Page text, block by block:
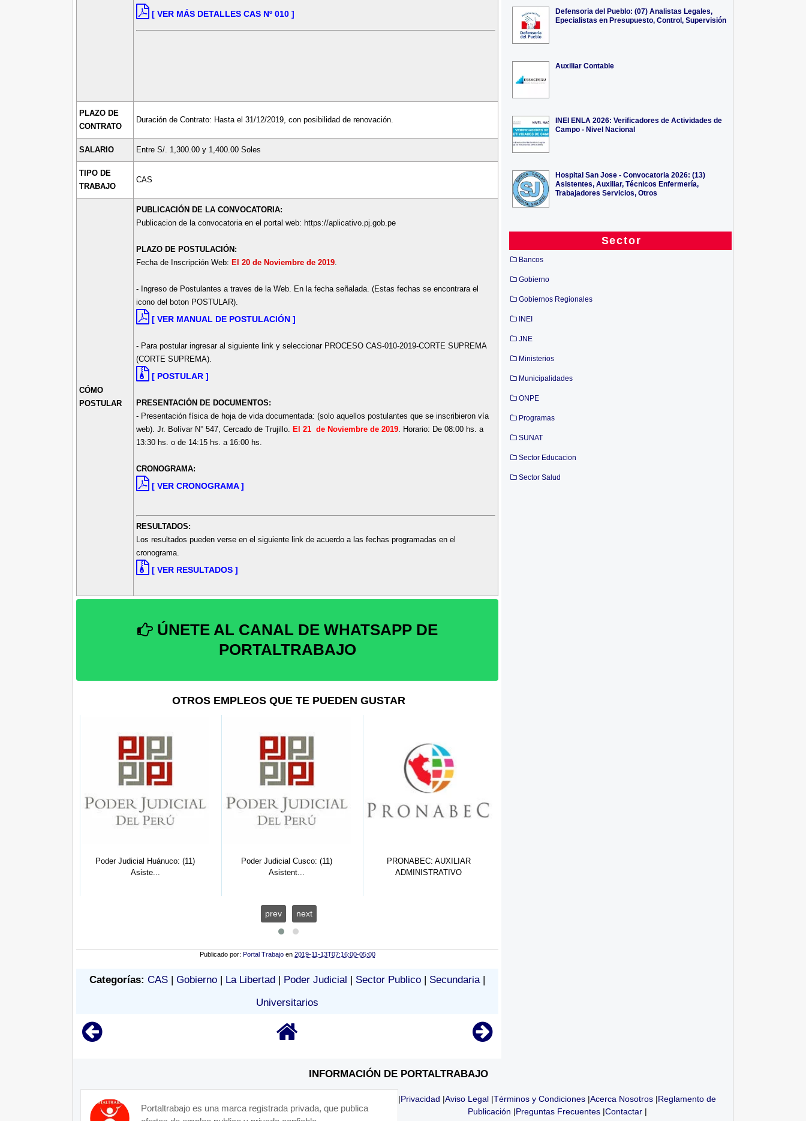
[ VER MÁS DETALLES CAS Nº 010 ]
PLAZO DE
CONTRATO
Duración de Contrato: Hasta el 31/12/2019, con posibilidad de renovación.
SALARIO Entre S/. 1,300.00 y 1,400.00 Soles
TIPO DE
TRABAJO
CAS
CÓMO
POSTULAR
PUBLICACIÓN DE LA CONVOCATORIA:
Publicacion de la convocatoria en el portal web: https://aplicativo.pj.gob.pe
PLAZO DE POSTULACIÓN:
Fecha de Inscripción Web: El 20 de Noviembre de 2019
- Ingreso de Postulantes a traves de la Web. En la fecha señalada. (Estas fechas se encontrara el
icono del boton POSTULAR).
[ VER MANUAL DE POSTULACIÓN ]
- Para postular ingresar al siguiente link y seleccionar PROCESO CAS-010-2019-CORTE SUPREMA
(CORTE SUPREMA).
[ POSTULAR ]
PRESENTACIÓN DE DOCUMENTOS:
- Presentación física de hoja de vida documentada: (solo aquellos postulantes que se inscribieron vía
web). Jr. Bolívar N° 547, Cercado de Trujillo.
El 21 de Noviembre de 2019 . Horario: De 08:00 hs. a
13:30 hs. o de 14:15 hs. a 16:00 hs.
CRONOGRAMA:
[ VER CRONOGRAMA ]
RESULTADOS:
Los resultados pueden verse en el siguiente link de acuerdo a las fechas programadas en el
cronograma.
[ VER RESULTADOS ]
ÚNETE AL CANAL DE WHATSAPP DE
PORTALTRABAJO
OTROS EMPLEOS QUE TE PUEDEN GUSTAR
Poder Judicial Huánuco: (11)
Asiste...
Poder Judicial Cusco: (11)
Asistent...
PRONABEC: AUXILIAR
ADMINISTRATIVO
prev next
Publicado por: Portal Trabajo en 2019-11-13T07:16:00-05:00
Categorías: CAS | Gobierno | La Libertad | Poder Judicial | Sector Publico | Secundaria |
Universitarios
Defensoria del Pueblo: (07) Analistas Legales,
Epecialistas en Presupuesto, Control, Supervisión
Auxiliar Contable
INEI ENLA 2026: Verificadores de Actividades de
Campo - Nivel Nacional
Hospital San Jose - Convocatoria 2026: (13)
Asistentes, Auxiliar, Técnicos Enfermería,
Trabajadores Servicios, Otros
Sector
Bancos
Gobierno
Gobiernos Regionales
INEI
JNE
Ministerios
Municipalidades
ONPE
Programas
SUNAT
Sector Educacion
Sector Salud
INFORMACIÓN DE PORTALTRABAJO
Portaltrabajo es una marca registrada privada, que publica
|Privacidad |Aviso Legal |Términos y Condiciones |Acerca Nosotros |Reglamento de
Publicación |Preguntas Frecuentes|Contactar|